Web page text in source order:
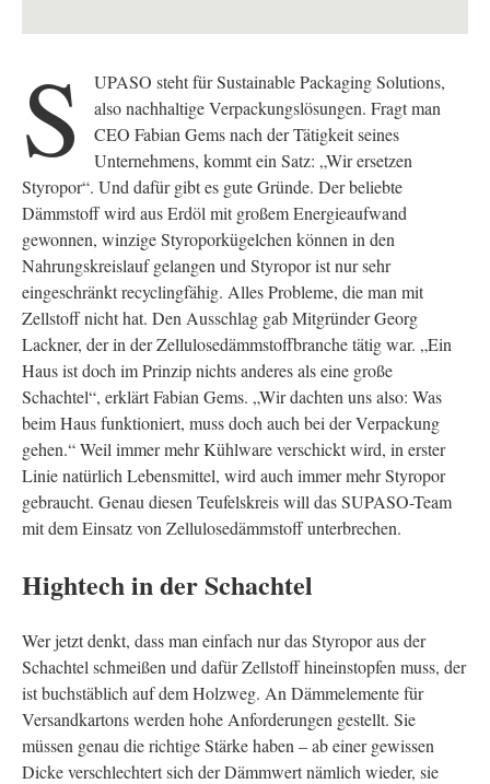
S
UPASO steht für Sustainable Packaging Solutions,
also nachhaltige Verpackungslösungen. Fragt man
CEO Fabian Gems nach der Tätigkeit seines
Unternehmens, kommt ein Satz: „Wir ersetzen
Styropor“. Und dafür gibt es gute Gründe. Der beliebte
Dämmstoff wird aus Erdöl mit großem Energieaufwand
gewonnen, winzige Styroporkügelchen können in den
Nahrungskreislauf gelangen und Styropor ist nur sehr
eingeschränkt recyclingfähig. Alles Probleme, die man mit
Zellstoff nicht hat. Den Ausschlag gab Mitgründer Georg
Lackner, der in der Zellulosedämmstoffbranche tätig war. „Ein
Haus ist doch im Prinzip nichts anderes als eine große
Schachtel“, erklärt Fabian Gems. „Wir dachten uns also: Was
beim Haus funktioniert, muss doch auch bei der Verpackung
gehen.“ Weil immer mehr Kühlware verschickt wird, in erster
Linie natürlich Lebensmittel, wird auch immer mehr Styropor
gebraucht. Genau diesen Teufelskreis will das SUPASO-Team
mit dem Einsatz von Zellulosedämmstoff unterbrechen.
Hightech in der Schachtel
Wer jetzt denkt, dass man einfach nur das Styropor aus der
Schachtel schmeißen und dafür Zellstoff hineinstopfen muss, der
ist buchstäblich auf dem Holzweg. An Dämmelemente für
Versandkartons werden hohe Anforderungen gestellt. Sie
müssen genau die richtige Stärke haben – ab einer gewissen
Dicke verschlechtert sich der Dämmwert nämlich wieder, sie